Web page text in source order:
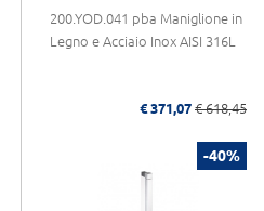
200.YOD.041 pba Maniglione in
Legno e Acciaio Inox AISI 316L
€ 371,07 € 618,45
-40%